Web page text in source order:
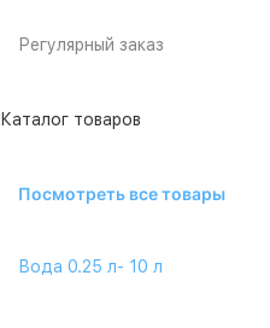
Регулярный заказ
Каталог товаров
Посмотреть все товары
Вода 0.25 л- 10 л